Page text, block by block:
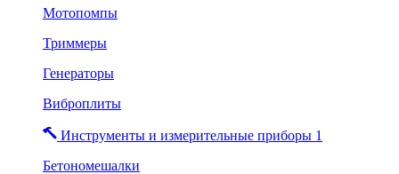
Мотопомпы
Триммеры
Генераторы
Виброплиты
Инструменты и измерительные приборы 1
Бетономешалки